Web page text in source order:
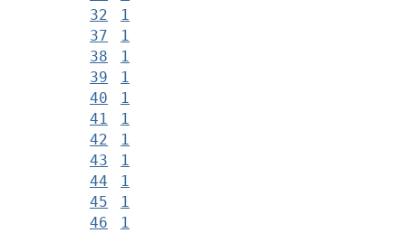
32
1
37
1
38
1
39
1
40
1
41
1
42
1
43
1
44
1
45
1
46
1